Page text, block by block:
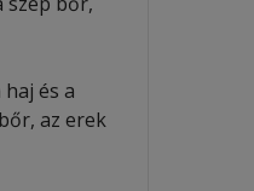
és a
az erek